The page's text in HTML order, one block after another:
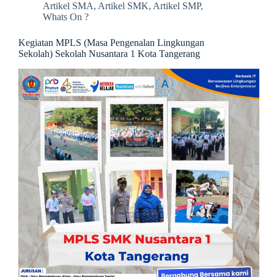
Artikel SMA, Artikel SMK, Artikel SMP,
Whats On ?
Kegiatan MPLS (Masa Pengenalan Lingkungan
Sekolah) Sekolah Nusantara 1 Kota Tangerang